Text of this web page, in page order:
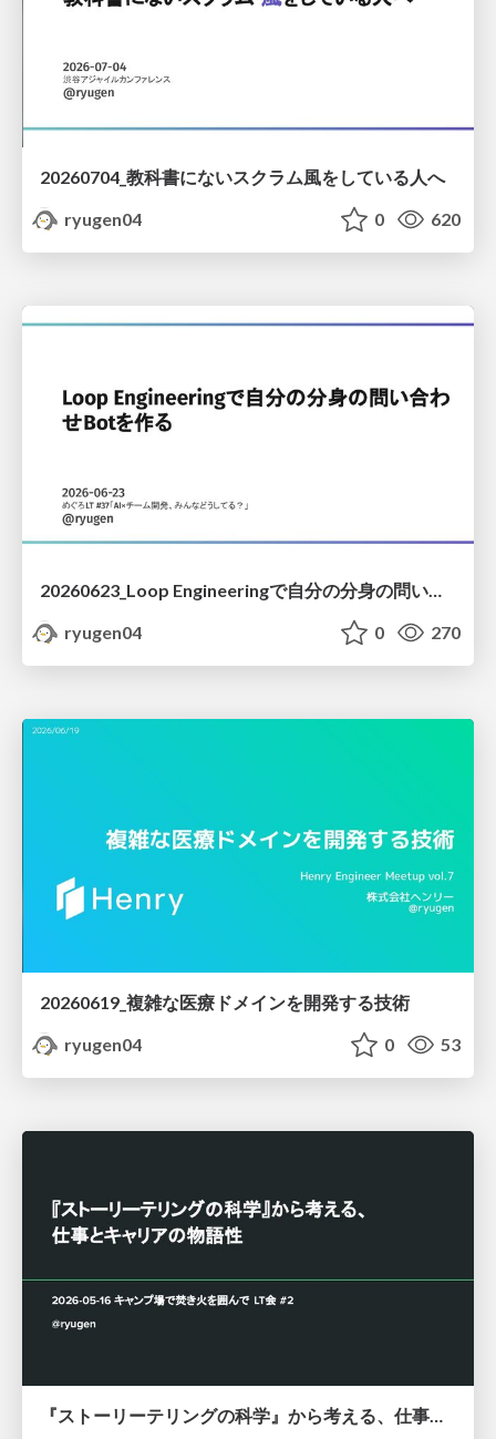
20260704_教科書にないスクラム風をしている人へ
ryugen04
0 620
20260623_Loop Engineeringで自分の分身の問い合わせBotを作る
ryugen04
0 270
20260619_複雑な医療ドメインを開発する技術
ryugen04
0 53